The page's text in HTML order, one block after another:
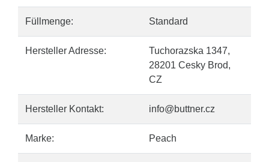
Füllmenge: Standard
Hersteller Adresse:
Tuchorazska 1347,
28201 Cesky Brod,
CZ
Hersteller Kontakt: info@buttner.cz
Marke: Peach